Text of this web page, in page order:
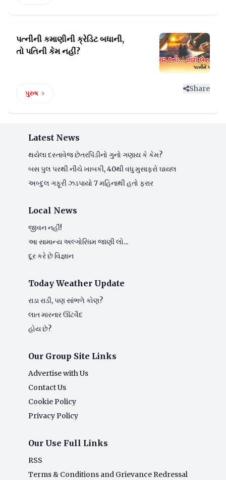
પત્નીની કમાણીની ક્રેડિટબધાની,
તો પતિની કેમ નહીં?
પુરુષ
Share
Latest News
થયેલા દસ્તાવેજ છેતરપિંડીનો ગુનો ગણાય કે કેમ?
બસ પુલ પરથી નીચે ખાબકી, 40થી વધુ મુસાફરો ઘાયલ
અબ્દુલ ગફૂરી ઝડપાયો 7 મહિનાથી હતો ફરાર
Local News
જીવન નહીં!
આ સામાન્ય અલ્ગોરિધમ જાણી લો...
દૂર કરે છે વિજ્ઞાન
Today Weather Update
રાડા રાડી, પણ સાંભળે કોણ?
લાત મારનાર ઊંટવૈદ
હોય છે?
Our Group Site Links
Advertise with Us
Contact Us
Cookie Policy
Privacy Policy
Our Use Full Links
RSS
Terms & Conditions and Grievance Redressal